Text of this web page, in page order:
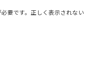
必要です。正しく表示されない